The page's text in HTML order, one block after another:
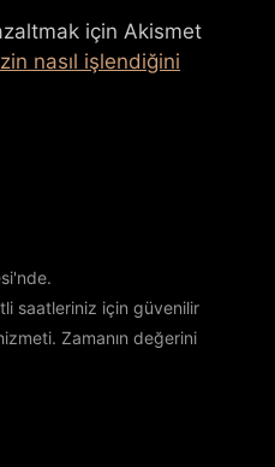
için Akismet
nasıl işlendiğini
saatleriniz için güvenilir
Zamanın değerini